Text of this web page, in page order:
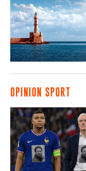
OPINION SPORT